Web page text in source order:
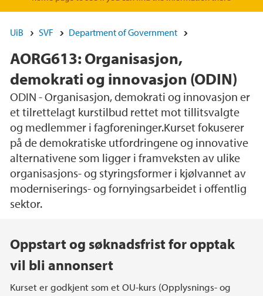
UiB SVF Department of Government
AORG613: Organisasjon,
demokrati og innovasjon (ODIN)
ODIN - Organisasjon, demokrati og innovasjon er
et tilrettelagt kurstilbud rettet mot tillitsvalgte
og medlemmer i fagforeninger.Kurset fokuserer
på de demokratiske utfordringene og innovative
alternativene som ligger i framveksten av ulike
organisasjons- og styringsformer i kjølvannet av
moderniserings- og fornyingsarbeidet i offentlig
sektor.
Main content
Oppstart og søknadsfrist for opptak
vil bli annonsert
Kurset er godkjent som et OU-kurs (Opplysnings- og